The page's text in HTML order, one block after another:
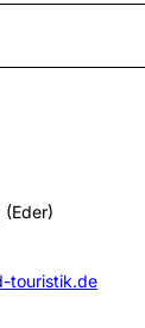
(Eder)
touristik.de